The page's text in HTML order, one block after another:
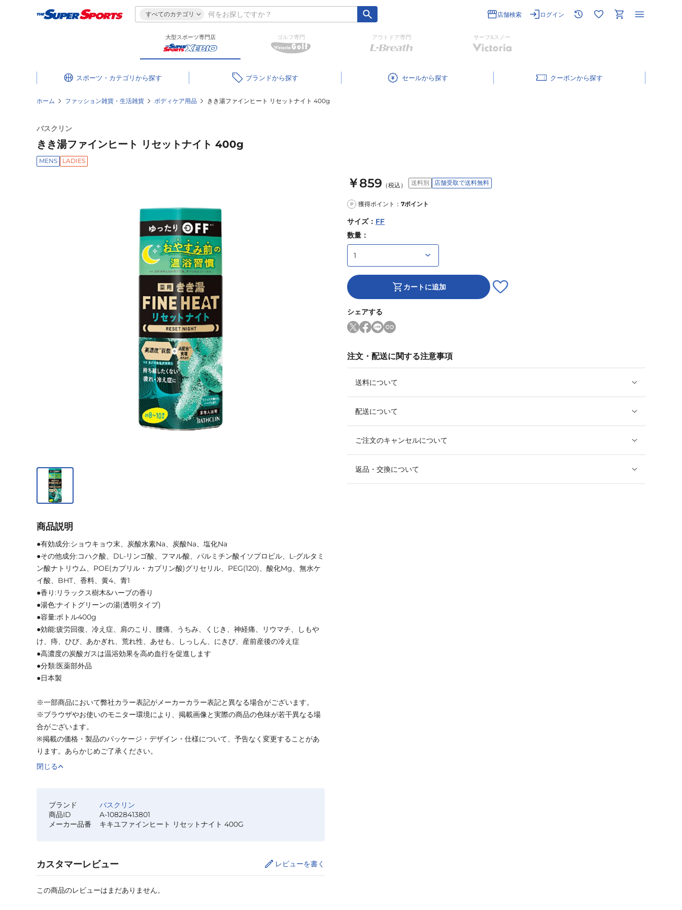
すべてのカテゴリ 店舗検索 ログイン
大型スポーツ専門店 ゴルフ専門 アウトドア専門 サーフ&スノー
スポーツ・カテゴリ ブランド セール クーポン
ホーム ファッション雑貨・生活雑貨 ボディケア用品 きき湯ファインヒート リセットナイト 400g
バスクリン
きき湯ファインヒート リセットナイト 400g
MENS LADIES
￥859 （税込） 送料別 店舗受取で送料無料
P 獲得ポイント： 7ポイント
サイズ： FF
数量：
カートに追加
シェアする
注文・配送に関する注意事項
送料について
配送について
ご注文のキャンセルについて
返品・交換について
商品説明
●有効成分:ショウキョウ末、炭酸水素Na、炭酸Na、塩化Na
●その他成分:コハク酸、DL-リンゴ酸、フマル酸、パルミチン酸イソプロピル、L-グルタミ
ン酸ナトリウム、POE(カプリル・カプリン酸)グリセリル、PEG(120)、酸化Mg、無水ケ
イ酸、BHT、香料、黄4、青1
●香り:リラックス樹木&ハーブの香り
●湯色:ナイトグリーンの湯(透明タイプ)
●容量:ボトル400g
●効能:疲労回復、冷え症、肩のこり、腰痛、うちみ、くじき、神経痛、リウマチ、しもや
け、痔、ひび、あかぎれ、荒れ性、あせも、しっしん、にきび、産前産後の冷え症
●高濃度の炭酸ガスは温浴効果を高め血行を促進します
●分類:医薬部外品
●日本製
※一部商品において弊社カラー表記がメーカーカラー表記と異なる場合がございます。
※ブラウザやお使いのモニター環境により、掲載画像と実際の商品の色味が若干異なる場
合がございます。
※掲載の価格・製品のパッケージ・デザイン・仕様について、予告なく変更することがあ
ります。あらかじめご了承ください。
閉じる
ブランド
バスクリン
商品ID
A-10828413801
メーカー品番
キキユファインヒート リセットナイト 400G
カスタマーレビュー レビューを書く
この商品のレビューはまだありません。